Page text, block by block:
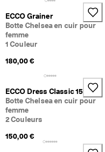
ECCO Grainer
Botte Chelsea en cuir pour
femme
1 Couleur
180,00 €
ECCO Dress Classic 15
Botte Chelsea en cuir pour
femme
2 Couleurs
150,00 €